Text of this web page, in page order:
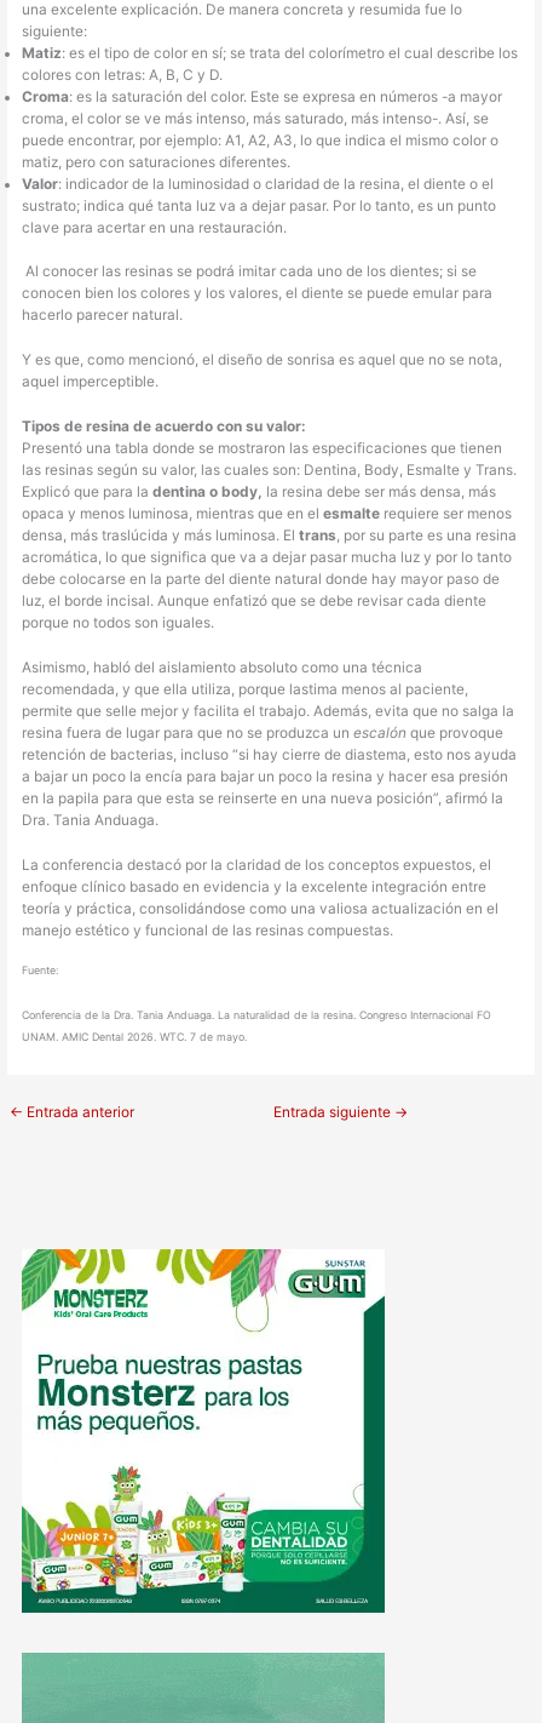
una excelente explicación. De manera concreta y resumida fue lo
siguiente:
Matiz: es el tipo de color en sí; se trata del colorímetro el cual describe los
colores con letras: A, B, C y D.
Croma: es la saturación del color. Este se expresa en números -a mayor
croma, el color se ve más intenso, más saturado, más intenso-. Así, se
puede encontrar, por ejemplo: A1, A2, A3, lo que indica el mismo color o
matiz, pero con saturaciones diferentes.
Valor: indicador de la luminosidad o claridad de la resina, el diente o el
sustrato; indica qué tanta luz va a dejar pasar. Por lo tanto, es un punto
clave para acertar en una restauración.
Al conocer las resinas se podrá imitar cada uno de los dientes; si se
conocen bien los colores y los valores, el diente se puede emular para
hacerlo parecer natural.
Y es que, como mencionó, el diseño de sonrisa es aquel que no se nota,
aquel imperceptible.
Tipos de resina de acuerdo con su valor:
Presentó una tabla donde se mostraron las especificaciones que tienen
las resinas según su valor, las cuales son: Dentina, Body, Esmalte y Trans.
Explicó que para ladentina o body, la resina debe ser más densa, más
opaca y menos luminosa, mientras que en elesmalte requiere ser menos
densa, más traslúcida y más luminosa. Eltrans, por su parte es una resina
acromática, lo que significa que va a dejar pasar mucha luz y por lo tanto
debe colocarse en la parte del diente natural donde hay mayor paso de
luz, el borde incisal. Aunque enfatizó que se debe revisar cada diente
porque no todos son iguales.
Asimismo, habló del aislamiento absoluto como una técnica
recomendada, y que ella utiliza, porque lastima menos al paciente,
permite que selle mejor y facilita el trabajo. Además, evita que no salga la
resina fuera de lugar para que no se produzca unescalón que provoque
retención de bacterias, incluso “si hay cierre de diastema, esto nos ayuda
a bajar un poco la encía para bajar un poco la resina y hacer esa presión
en la papila para que esta se reinserte en una nueva posición”, afirmó la
Dra. Tania Anduaga.
La conferencia destacó por la claridad de los conceptos expuestos, el
enfoque clínico basado en evidencia y la excelente integración entre
teoría y práctica, consolidándose como una valiosa actualización en el
manejo estético y funcional de las resinas compuestas.
Fuente:
Conferencia de la Dra. Tania Anduaga. La naturalidad de la resina. Congreso Internacional FO
UNAM. AMIC Dental 2026. WTC. 7 de mayo.
← Entrada anterior Entrada siguiente →